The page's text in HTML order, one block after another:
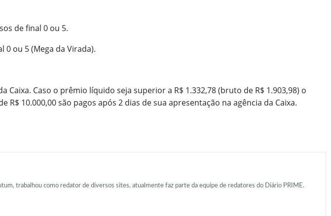
de final 0 ou 5.
ou 5 (Mega da Virada).
Caso o prêmio líquido seja superior a R$ 1.332,78 (bruto de R$ 1.903,98) o
10.000,00 são pagos após 2 dias de sua apresentação na agência da Caixa.
trabalhou como redator de diversos sites, atualmente faz parte da equipe de redatores do Diário PRIME.